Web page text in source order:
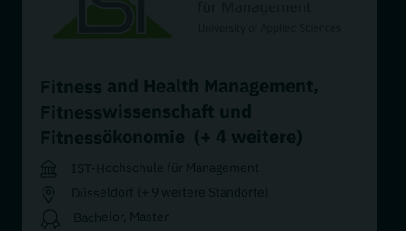
Fitness and Health Management,
Fitnesswissenschaft und
Fitnessökonomie (+ 4 weitere)
IST-Hochschule für Management
Düsseldorf (+ 9 weitere Standorte)
Bachelor, Master